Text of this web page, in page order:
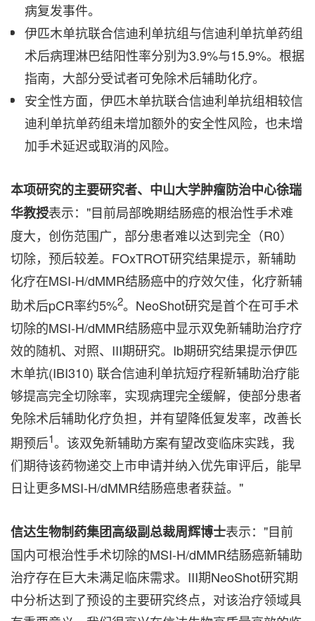
病复发事件。
伊匹木单抗联合信迪利单抗组与信迪利单抗单药组
术后病理淋巴结阳性率分别为3.9%与15.9%。根据
指南，大部分受试者可免除术后辅助化疗。
安全性方面，伊匹木单抗联合信迪利单抗组相较信
迪利单抗单药组未增加额外的安全性风险，也未增
加手术延迟或取消的风险。
本项研究的主要研究者、中山大学肿瘤防治中心徐瑞
华教授表示："目前局部晚期结肠癌的根治性手术难
度大，创伤范围广，部分患者难以达到完全（R0）
切除，预后较差。FOxTROT研究结果提示，新辅助
化疗在MSI-H/dMMR结肠癌中的疗效欠佳，化疗新辅
助术后pCR率约5%2。NeoShot研究是首个在可手术
切除的MSI-H/dMMR结肠癌中显示双免新辅助治疗疗
效的随机、对照、III期研究。Ib期研究结果提示伊匹
木单抗(IBI310) 联合信迪利单抗短疗程新辅助治疗能
够提高完全切除率，实现病理完全缓解，使部分患者
免除术后辅助化疗负担，并有望降低复发率，改善长
期预后1。该双免新辅助方案有望改变临床实践，我
们期待该药物递交上市申请并纳入优先审评后，能早
日让更多MSI-H/dMMR结肠癌患者获益。"
信达生物制药集团高级副总裁周辉博士表示："目前
国内可根治性手术切除的MSI-H/dMMR结肠癌新辅助
治疗存在巨大未满足临床需求。III期NeoShot研究期
中分析达到了预设的主要研究终点，对该治疗领域具